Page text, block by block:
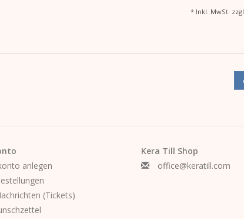
* Inkl. MwSt. zzgl.
anlegen
(Tickets)
Kera Till Shop
office@keratill.com